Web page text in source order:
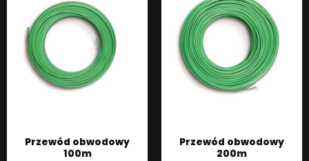
Przewód obwodowy
100m
Przewód obwodowy
200m